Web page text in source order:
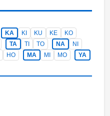
KA KI KU KE
KO
TA TI TO NA
NI
HO MA MI MO
YA